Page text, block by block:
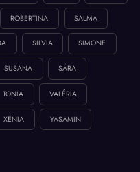
ROBERTINA SALMA
SILVIA SIMONE
SUSANA SÁRA
TONIA VALÉRIA
XÉNIA YASAMIN